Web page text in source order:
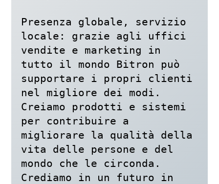
Presenza globale, servizio
locale: grazie agli uffici
vendite e marketing in
tutto il mondo Bitron può
supportare i propri clienti
nel migliore dei modi.
Creiamo prodotti e sistemi
per contribuire a
migliorare la qualità della
vita delle persone e del
mondo che le circonda.
Crediamo in un futuro in